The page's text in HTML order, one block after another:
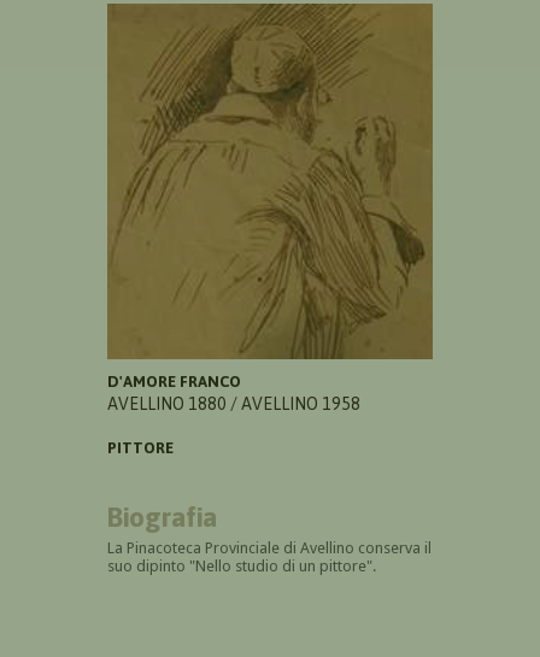
D'AMORE FRANCO
AVELLINO 1880 / AVELLINO 1958
PITTORE
Biografia
La Pinacoteca Provinciale di Avellino conserva il
suo dipinto "Nello studio di un pittore".